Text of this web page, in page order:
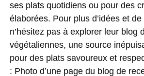
ses plats quotidiens ou pour des
élaborées. Pour plus d’idées et
n’hésitez pas à explorer leur blog
végétaliennes, une source
pour des plats savoureux et
: Photo d’une page du blog de